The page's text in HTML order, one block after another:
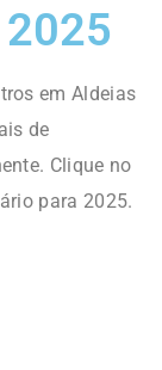
em Aldeias
de
Clique no
para 2025.